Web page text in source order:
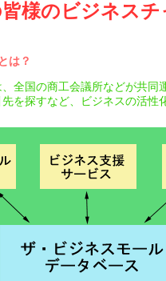
様のビジネス
は？
全国の商工会議所などが共同
を探すなど、ビジネスの活